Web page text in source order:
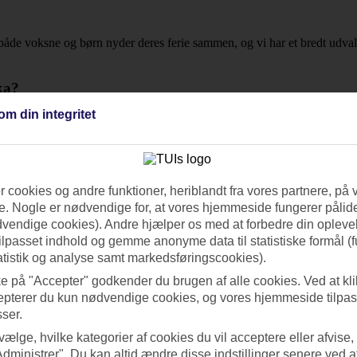
voksne og børn nyder deres ferie sammen, og vi har et bredt
og rejselængde for at tilpasse rejsen til dine behov og finde den
Lanka?
Du kan finde opdateret information om udvalget af destinationer
bedst til dine behov.
gange kan du finde afbudsrejser med All Inclusive, hvor alle
Den endelige pris vil først blive bekræftet i slutningen af
din integritet
cookies og andre funktioner, heriblandt fra vores partnere, på
Nogle er nødvendige for, at vores hjemmeside fungerer
cookies). Andre hjælper os med at forbedre din
indhold og gemme anonyme data til statistiske formål
og analyse samt markedsføringscookies).
på "Accepter" godkender du brugen af alle cookies. Ved at
du kun nødvendige cookies, og vores hjemmeside
hvilke kategorier af cookies du vil acceptere eller afvise,